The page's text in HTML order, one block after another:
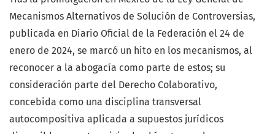
Mecanismos Alternativos de Solución de Controversias,
publicada en Diario Oficial de la Federación el 24 de
enero de 2024, se marcó un hito en los mecanismos, al
reconocer a la abogacía como parte de estos; su
consideración parte del Derecho Colaborativo,
concebida como una disciplina transversal
autocompositiva aplicada a supuestos jurídicos